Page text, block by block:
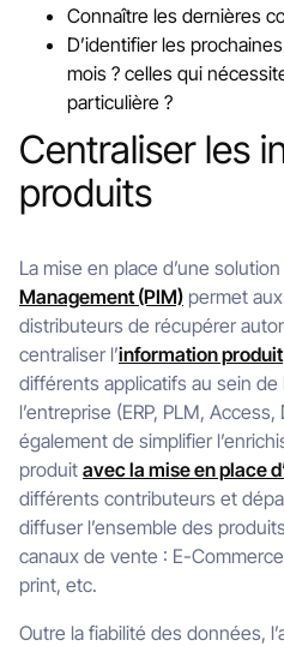
Connaître les dernières
D’identifier les
mois ? celles qui
particulière ?
Centraliser les
produits
La mise en place d’une
Management (PIM) permet
distributeurs de récupérer
centraliser l’information produit
différents applicatifs au sein de
l’entreprise (ERP, PLM,
également de simplifier
produit avec la mise en place
différents contributeurs et
diffuser l’ensemble des
canaux de vente : E-
print, etc.
Outre la fiabilité des données,